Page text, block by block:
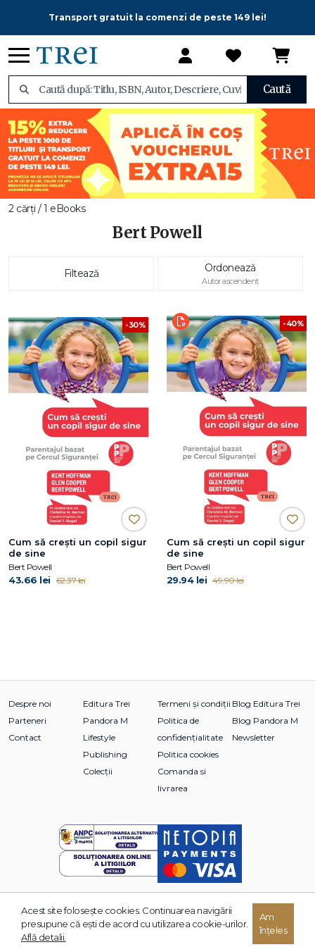
Transport gratuit la comenzi de peste 149 lei!
Caută
2 cărți / 1 eBooks
Bert Powell
Filtează Ordonează
Autor ascendent
-30%
Cum să crești un copil sigur
de sine
Bert Powell
43.66 lei 62.37 lei
-40%
Cum să crești un copil sigur
de sine
Bert Powell
29.94 lei 49.90 lei
Despre noi
Parteneri
Contact
Editura Trei
Pandora M
Lifestyle
Publishing
Colecții
Termeni și condiții
Politica de
confidențialitate
Politica cookies
Comanda si
livrarea
Blog Editura Trei
Blog Pandora M
Newsletter
© 2026 Grupul Editorial TREI. Toate drepturile rezervate.
Acest site foloseşte cookies. Continuarea navigării
presupune că eşti de acord cu utilizarea cookie-urilor.
Află detalii.
Am
înțeles